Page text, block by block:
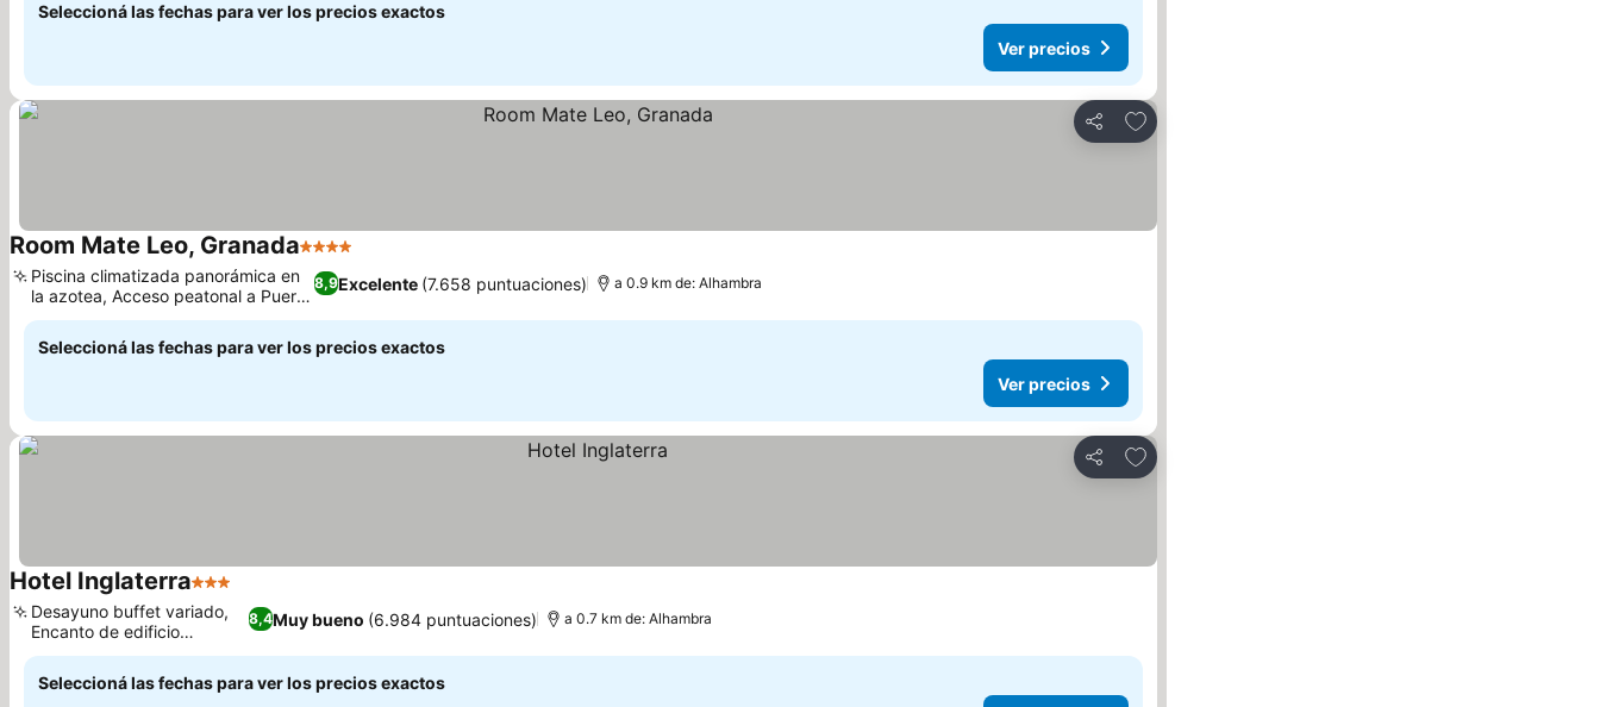
Seleccioná las fechas para ver los precios exactos
Ver precios
Compartir
Añadir a favoritos
Room Mate Leo, Granada4 Estrellas
8,9Excelente (7.658 puntuaciones)
Piscina climatizada panorámica en
la azotea, Acceso peatonal a Puerta
Real
a 0.9 km de: Alhambra
Seleccioná las fechas para ver los precios exactos
Ver precios
Compartir
Añadir a favoritos
Hotel Inglaterra3 Estrellas
8,4Muy bueno (6.984 puntuaciones)
Desayuno buffet variado,
Encanto de edificio
histórico
a 0.7 km de: Alhambra
Seleccioná las fechas para ver los precios exactos